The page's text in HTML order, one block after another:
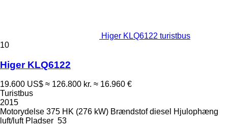
Higer KLQ6122 turistbus
10
Higer KLQ6122
19.600 US$ ≈ 126.800 kr. ≈ 16.960 €
Turistbus
2015
Motorydelse 375 HK (276 kW) Brændstof diesel Hjulophæng
luft/luft Pladser 53